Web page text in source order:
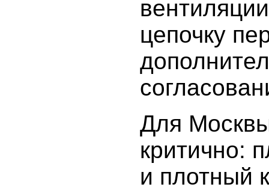
цепочку
Для
критично:
и плотный